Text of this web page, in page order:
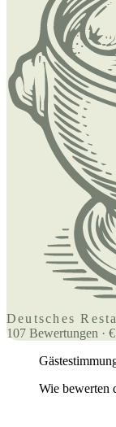
Deutsches
107 Bewertungen · €
Wie bewerten